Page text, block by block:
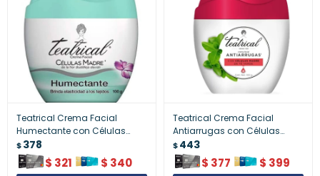
Teatrical Crema Facial
Humectante con Células
Madre y Aguacate 100 gr |
Hidratación Profunda y
Nutrición Natural
$378
$ 321 $ 340
Teatrical Crema Facial
Antiarrugas con Células
Madre de Té Verde 100 gr |
Rejuvenece y Suaviza la Piel
$443
$ 377 $ 399